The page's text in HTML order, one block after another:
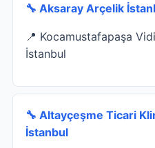
🔧 Aksaray Arçelik
📍 Kocamustafapaşa
İstanbul
🔧 Altayçeşme Ticari
İstanbul